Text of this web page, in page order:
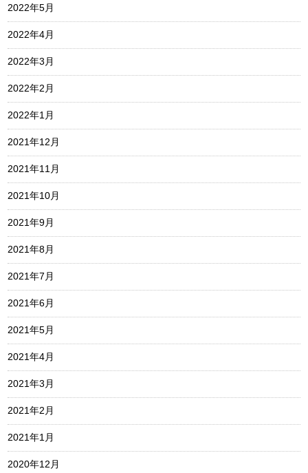
2022年5月
2022年4月
2022年3月
2022年2月
2022年1月
2021年12月
2021年11月
2021年10月
2021年9月
2021年8月
2021年7月
2021年6月
2021年5月
2021年4月
2021年3月
2021年2月
2021年1月
2020年12月